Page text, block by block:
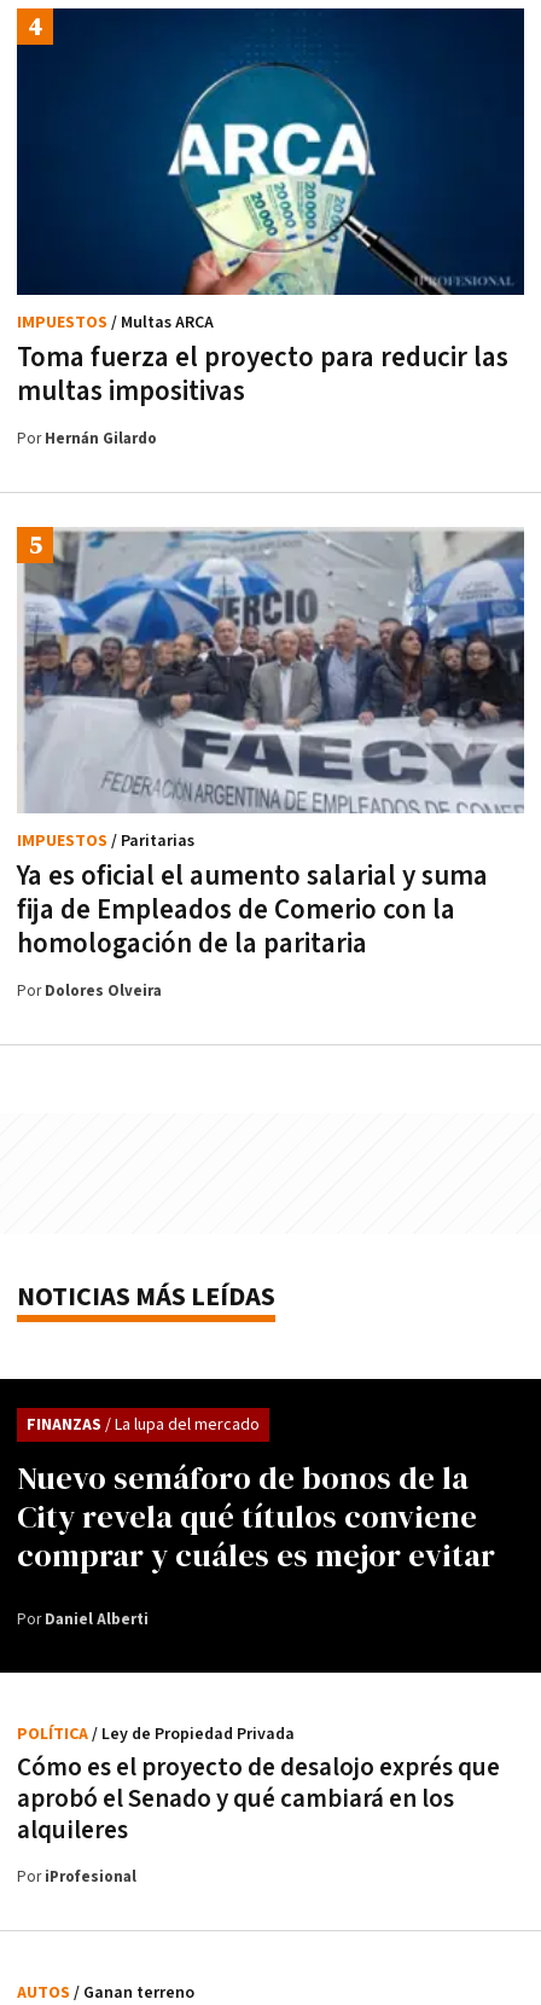
Toma fuerza el proyecto para reducir las
multas impositivas
IMPUESTOS / Multas ARCA
PorHernán Gilardo
Ya es oficial el aumento salarial y suma
fija de Empleados de Comerio con la
homologación de la paritaria
IMPUESTOS / Paritarias
PorDolores Olveira
NOTICIAS MÁS LEÍDAS
Nuevo semáforo de bonos de la
City revela qué títulos conviene
comprar y cuáles es mejor evitar
FINANZAS / La lupa del mercado
PorDaniel Alberti
Cómo es el proyecto de desalojo exprés que
aprobó el Senado y qué cambiará en los
alquileres
POLÍTICA/ Ley de Propiedad Privada
PoriProfesional
AUTOS / Ganan terreno